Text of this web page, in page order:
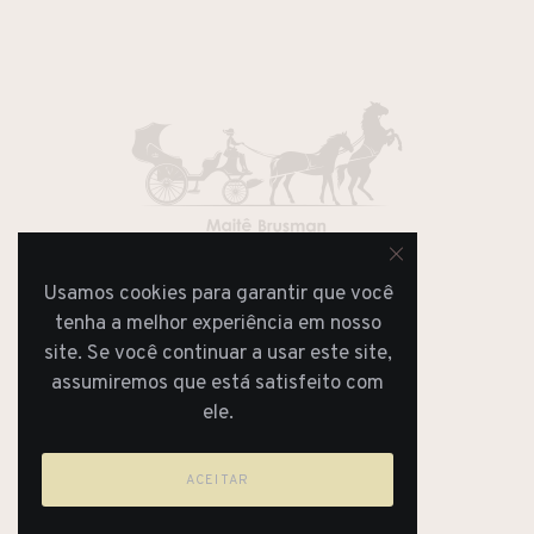
JORNAL REVISTA
Usamos cookies para garantir que você
tenha a melhor experiência em nosso
site. Se você continuar a usar este site,
assumiremos que está satisfeito com
ele.
ACEITAR